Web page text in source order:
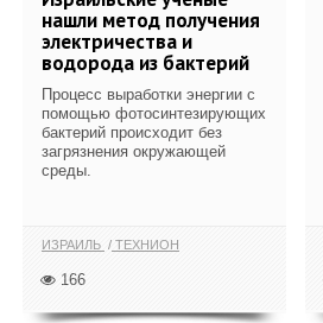
нашли метод получения
электричества и
водорода из бактерий
Процесс выработки энергии с
помощью фотосинтезирующих
бактерий происходит без
загрязнения окружающей
среды.
ИЗРАИЛЬ ТЕХНИОН
166